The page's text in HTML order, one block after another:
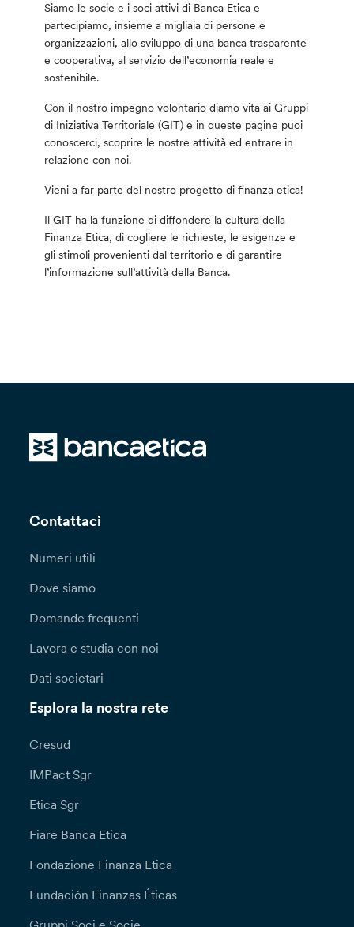
Siamo le socie e i soci attivi di Banca Etica e
partecipiamo, insieme a migliaia di persone e
organizzazioni, allo sviluppo di una banca trasparente
e cooperativa, al servizio dell’economia reale e
sostenibile.
Con il nostro impegno volontario diamo vita ai Gruppi
di Iniziativa Territoriale (GIT) e in queste pagine puoi
conoscerci, scoprire le nostre attività ed entrare in
relazione con noi.
Vieni a far parte del nostro progetto di finanza etica!
Il GIT ha la funzione di diffondere la cultura della
Finanza Etica, di cogliere le richieste, le esigenze e
gli stimoli provenienti dal territorio e di garantire
l’informazione sull’attività della Banca.
Contattaci
Numeri utili
Dove siamo
Domande frequenti
Lavora e studia con noi
Dati societari
Esplora la nostra rete
Cresud
IMPact Sgr
Etica Sgr
Fiare Banca Etica
Fondazione Finanza Etica
Fundación Finanzas Éticas